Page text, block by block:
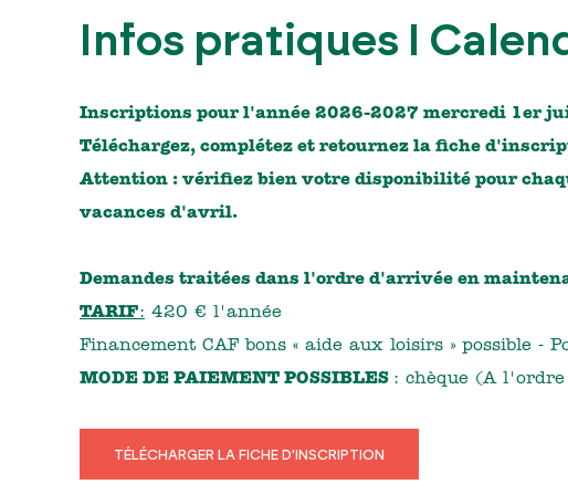
Infos pratiques I
Inscriptions pour l'année 2026-2027 mercredi 1er
Téléchargez, complétez et retournez la fiche
Attention : vérifiez bien votre disponibilité pour
vacances d'avril.
Demandes traitées dans l'ordre d'arrivée en
TARIF: 420 € l'année
Financement CAF bons « aide aux loisirs » possible -
MODE DE PAIEMENT POSSIBLES : chèque (A
TÉLÉCHARGER LA FICHE D'INSCRIPTION